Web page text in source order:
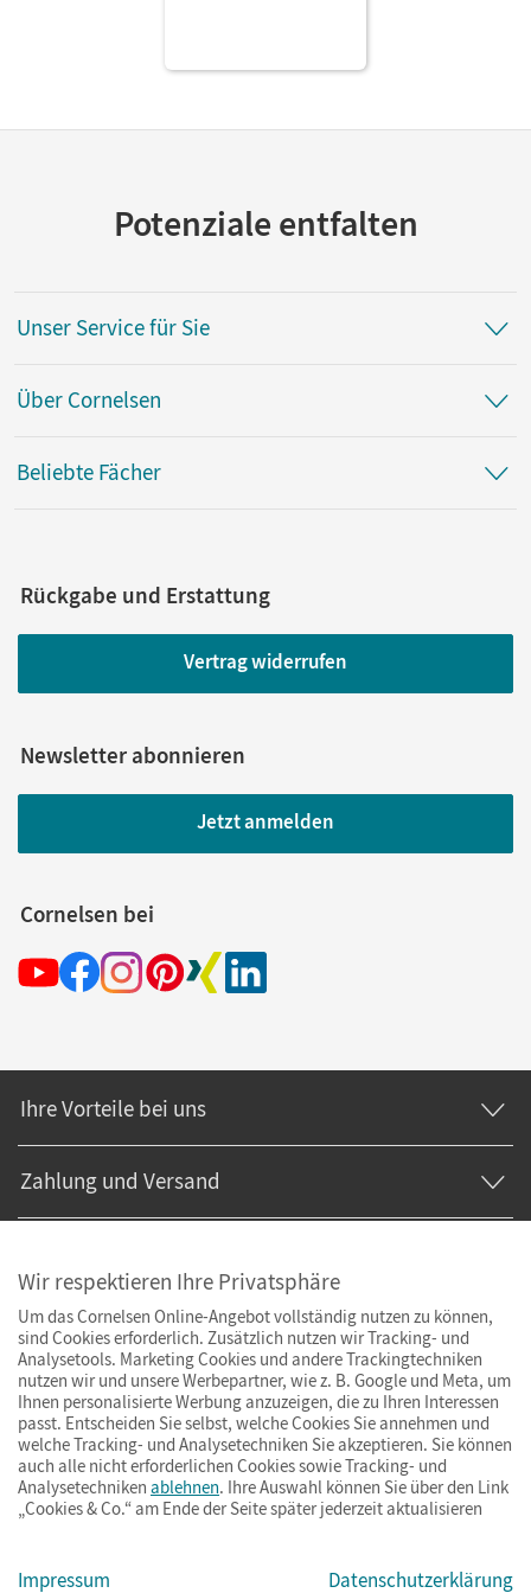
Oktoberrevolution bis
Potenziale entfalten
Unser Service für Sie
Über Cornelsen
Beliebte Fächer
Rückgabe und Erstattung
Vertrag widerrufen
Newsletter abonnieren
Jetzt anmelden
Cornelsen bei
Ihre Vorteile bei uns
Zahlung und Versand
© Cornelsen Verlag 2026
ImpressumAGBDatenschutzBarrierefreiheitCookies & Co.
Wir respektieren Ihre Privatsphäre
Um das Cornelsen Online-Angebot vollständig nutzen zu können,
sind Cookies erforderlich. Zusätzlich nutzen wir Tracking- und
Analysetools. Marketing Cookies und andere Trackingtechniken
nutzen wir und unsere Werbepartner, wie z. B. Google und Meta, um
Ihnen personalisierte Werbung anzuzeigen, die zu Ihren Interessen
passt. Entscheiden Sie selbst, welche Cookies Sie annehmen und
welche Tracking- und Analysetechniken Sie akzeptieren. Sie können
auch alle nicht erforderlichen Cookies sowie Tracking- und
Analysetechniken ablehnen. Ihre Auswahl können Sie über den Link
„Cookies & Co.“ am Ende der Seite später jederzeit aktualisieren
Impressum Datenschutzerklärung